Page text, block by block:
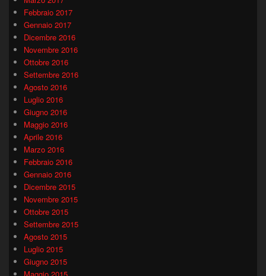
Febbraio 2017
Gennaio 2017
Dicembre 2016
Novembre 2016
Ottobre 2016
Settembre 2016
Agosto 2016
Luglio 2016
Giugno 2016
Maggio 2016
Aprile 2016
Marzo 2016
Febbraio 2016
Gennaio 2016
Dicembre 2015
Novembre 2015
Ottobre 2015
Settembre 2015
Agosto 2015
Luglio 2015
Giugno 2015